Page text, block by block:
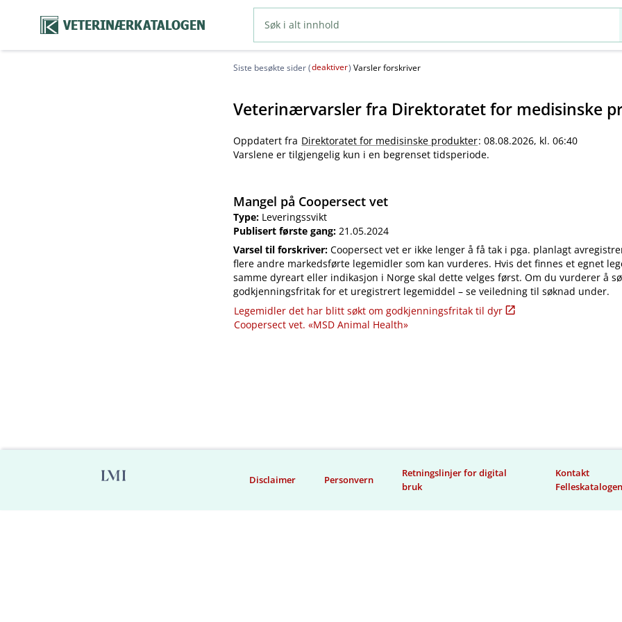
VETERINÆRKATALOGEN
Siste besøkte sider (deaktiver) Varsler forskriver
Veterinærvarsler fra Direktoratet for medisinske
Oppdatert fra Direktoratet for medisinske produkter: 08.08.2026, kl. 06:40
Varslene er tilgjengelig kun i en begrenset tidsperiode.
Mangel på Coopersect vet
Type: Leveringssvikt
Publisert første gang:21.05.2024
Varsel til forskriver:Coopersect vet er ikke lenger å få tak i pga. planlagt
flere andre markedsførte legemidler som kan vurderes. Hvis det finnes et egnet
samme dyreart eller indikasjon i Norge skal dette velges først. Om du vurderer å
godkjenningsfritak for et uregistrert legemiddel – se veiledning til søknad under.
Legemidler det har blitt søkt om godkjenningsfritak til dyr
Coopersect vet. «MSD Animal Health»
Disclaimer Personvern
Retningslinjer for digital
bruk
Kontakt
Felleskatalogen